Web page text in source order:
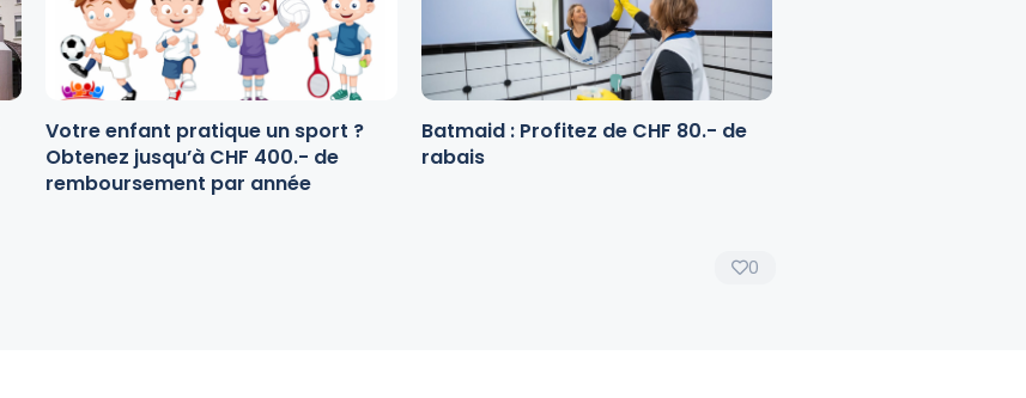
Votre enfant pratique un sport ?
Obtenez jusqu’à CHF 400.- de
remboursement par année
Batmaid : Profitez de CHF 80.- de
rabais
0